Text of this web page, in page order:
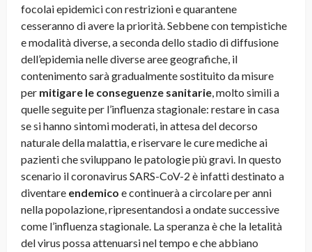
focolai epidemici con restrizioni e quarantene
cesseranno di avere la priorità. Sebbene con tempistiche
e modalità diverse, a seconda dello stadio di diffusione
dell’epidemia nelle diverse aree geografiche, il
contenimento sarà gradualmente sostituito da misure
per mitigare le conseguenze sanitarie, molto simili a
quelle seguite per l’influenza stagionale: restare in casa
se si hanno sintomi moderati, in attesa del decorso
naturale della malattia, e riservare le cure mediche ai
pazienti che sviluppano le patologie più gravi. In questo
scenario il coronavirus SARS-CoV-2 è infatti destinato a
diventare endemico e continuerà a circolare per anni
nella popolazione, ripresentandosi a ondate successive
come l’influenza stagionale. La speranza è che la letalità
del virus possa attenuarsi nel tempo e che abbiano